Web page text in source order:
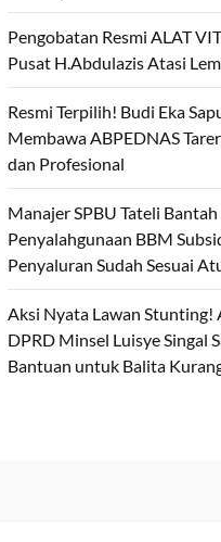
Pengobatan Resmi ALAT
Pusat H.Abdulazis Atasi
Resmi Terpilih! Budi Eka
Membawa ABPEDNAS
dan Profesional
Manajer SPBU Tateli
Penyalahgunaan BBM
Penyaluran Sudah Sesuai
Aksi Nyata Lawan Stunting!
DPRD Minsel Luisye Singal
Bantuan untuk Balita